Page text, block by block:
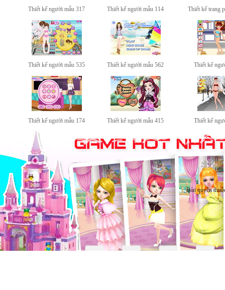
Thiết kế người mẫu 317 Thiết kế người mẫu 114 Thiết kế trang
Thiết kế người mẫu 535 Thiết kế người mẫu 562 Thiết kế
Thiết kế người mẫu 174 Thiết kế người mẫu 415 Thiết kế
Bản quyền